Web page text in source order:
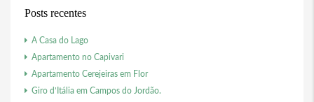
Posts recentes
A Casa do Lago
Apartamento no Capivari
Apartamento Cerejeiras em Flor
Giro d’Itália em Campos do Jordão.